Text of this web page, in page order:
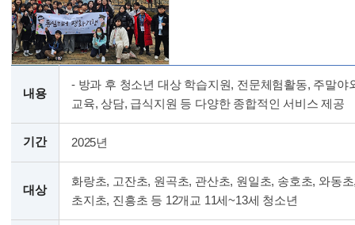
내용
- 방과 후 청소년 대상 학습지원, 전문체험활동, 주말야
교육, 상담, 급식지원 등 다양한 종합적인 서비스 제공
기간 2025년
대상
화랑초, 고잔초, 원곡초, 관산초, 원일초, 송호초, 와동
초지초, 진흥초 등 12개교 11세~13세 청소년